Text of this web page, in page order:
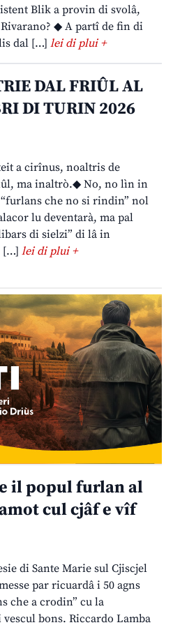
Blik a provin di svolâ,
◆ A partî de fin di
dal […] lei di plui +
DAL FRIÛL AL
DI TURIN 2026
a cirînus, noaltris de
ma inaltrò.◆ No, no lìn in
che no si rindin” nol
lu deventarà, ma pal
di sielzi” di lâ in
[…] lei di plui +
il popul furlan al
cul cjâf e vîf
di Sante Marie sul Cjiscjel
par ricuardâ i 50 agns
che a crodin” cu la
bons. Riccardo Lamba